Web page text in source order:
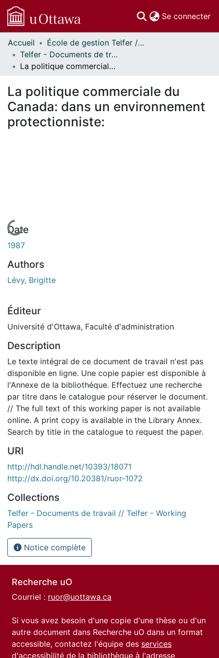
Se connecter
Communautés
et collections
Parcourir
À propos
Accueil
École de gestion Telfer // Telfer School of Management
Telfer - Documents de travail // Telfer - Working Papers
La politique commerciale du Canada: dans un environnement protectionniste:
La politique commerciale du
Canada: dans un environnement
protectionniste:
En cours de chargement...
Date
1987
Authors
Lévy, Brigitte
Éditeur
Université d'Ottawa, Faculté d'administration
Description
Le texte intégral de ce document de travail n'est pas
disponible en ligne. Une copie papier est disponible à
l'Annexe de la bibliothéque. Effectuez une recherche
par titre dans le catalogue pour réserver le document.
// The full text of this working paper is not available
online. A print copy is available in the Library Annex.
Search by title in the catalogue to request the paper.
URI
http://hdl.handle.net/10393/18071
http://dx.doi.org/10.20381/ruor-1072
Collections
Telfer - Documents de travail // Telfer - Working
Papers
Notice complète
Recherche uO
Courriel : ruor@uottawa.ca
Si vous avez besoin d'une copie d'une thèse ou d'un
autre document dans Recherche uO dans un format
accessible, contactez l'équipe des services
d'accessibilité de la bibliothèque à l'adresse